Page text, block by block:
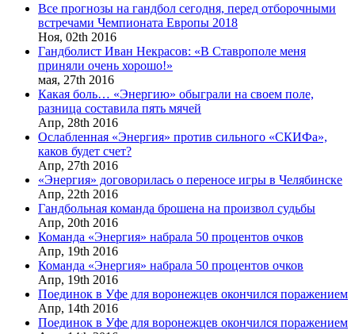
Все прогнозы на гандбол сегодня, перед отборочными
встречами Чемпионата Европы 2018
Ноя, 02th 2016
Гандболист Иван Некрасов: «В Ставрополе меня
приняли очень хорошо!»
мая, 27th 2016
Какая боль… «Энергию» обыграли на своем поле,
разница составила пять мячей
Апр, 28th 2016
Ослабленная «Энергия» против сильного «СКИФа»,
каков будет счет?
Апр, 27th 2016
«Энергия» договорилась о переносе игры в Челябинске
Апр, 22th 2016
Гандбольная команда брошена на произвол судьбы
Апр, 20th 2016
Команда «Энергия» набрала 50 процентов очков
Апр, 19th 2016
Команда «Энергия» набрала 50 процентов очков
Апр, 19th 2016
Поединок в Уфе для воронежцев окончился поражением
Апр, 14th 2016
Поединок в Уфе для воронежцев окончился поражением